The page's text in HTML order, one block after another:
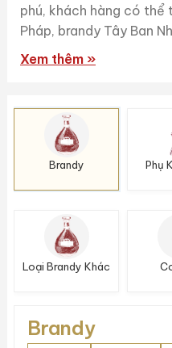
phú, khách hàng có
Pháp, brandy Tây Ban
Xem thêm »
Brandy Phụ
Loại Brandy Khác
Brandy